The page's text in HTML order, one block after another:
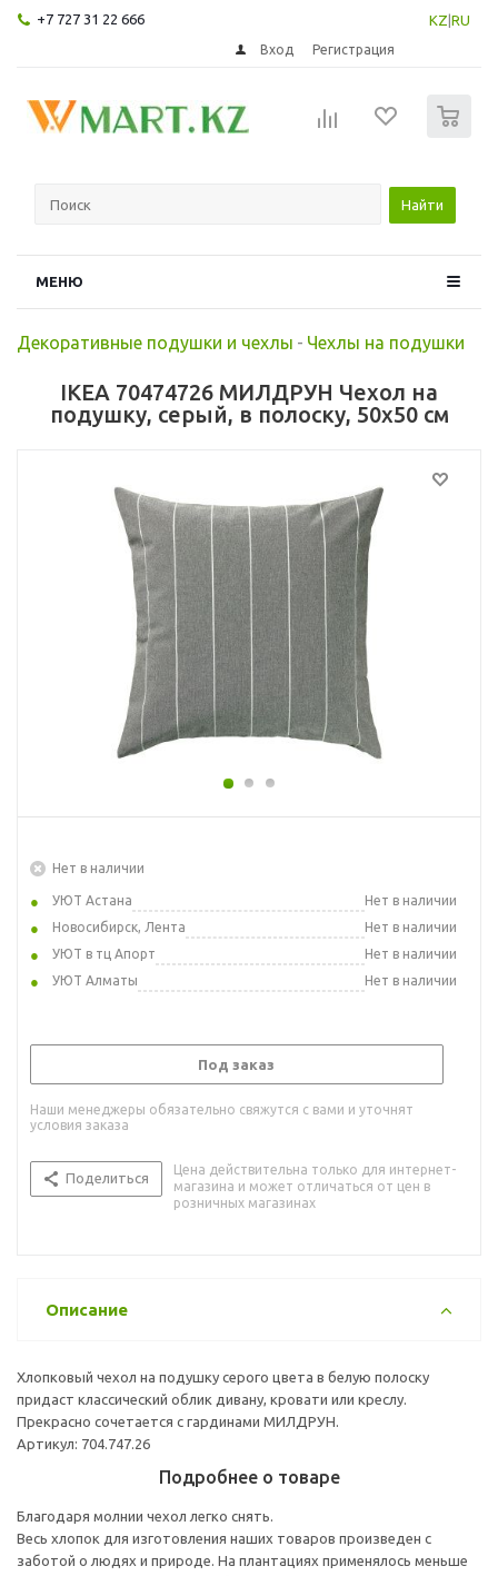
+7 727 31 22 666 KZ RU
Вход Регистрация
Найти
МЕНЮ
Декоративные подушки и чехлы - Чехлы на подушки
IKEA 70474726 МИЛДРУН Чехол на
подушку, серый, в полоску, 50x50 см
Нет в наличии
УЮТ Астана
Нет в наличии
Новосибирск, Лента
Нет в наличии
УЮТ в тц Апорт
Нет в наличии
УЮТ Алматы
Нет в наличии
Под заказ
Наши менеджеры обязательно свяжутся с вами и уточнят
условия заказа
Поделиться
Цена действительна только для интернет-
магазина и может отличаться от цен в
розничных магазинах
Описание
Хлопковый чехол на подушку серого цвета в белую полоску
придаст классический облик дивану, кровати или креслу.
Прекрасно сочетается с гардинами МИЛДРУН.
Артикул: 704.747.26
Подробнее о товаре
Благодаря молнии чехол легко снять.
Весь хлопок для изготовления наших товаров произведен с
заботой о людях и природе. На плантациях применялось меньше